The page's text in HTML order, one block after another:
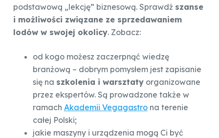
podstawową „lekcję” biznesową. Sprawdź szanse
i możliwości związane ze sprzedawaniem
lodów w swojej okolicy. Zobacz:
od kogo możesz zaczerpnąć wiedzę
branżową – dobrym pomysłem jest zapisanie
się na szkolenia i warsztatyorganizowane
przez ekspertów. Są prowadzone także w
ramach Akademii Vegagastrona terenie
całej Polski;
jakie maszyny i urządzenia mogą Ci być